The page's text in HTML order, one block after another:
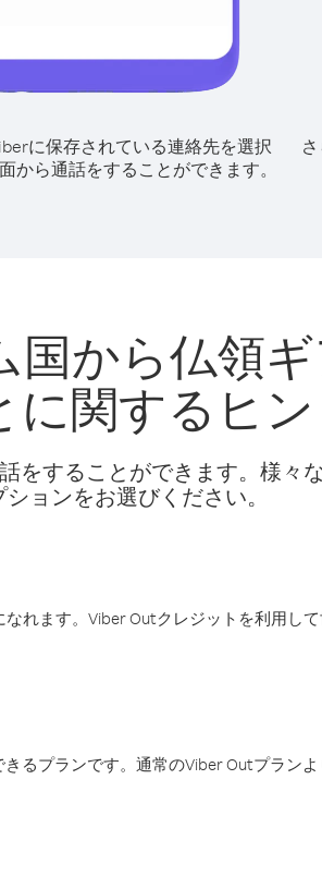
に保存されている連絡先を選択
から通話をすることができます。
国から仏領
に関するヒン
をすることができます。様々
ションをお選びください。
れます。Viber Outクレジットを利用し
るプランです。通常のViber Outプラン